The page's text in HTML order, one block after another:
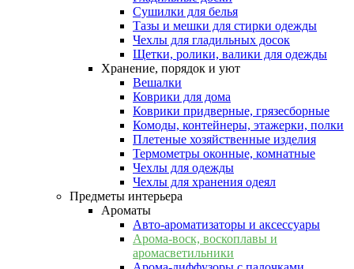
Сушилки для белья
Тазы и мешки для стирки одежды
Чехлы для гладильных досок
Щетки, ролики, валики для одежды
Хранение, порядок и уют
Вешалки
Коврики для дома
Коврики придверные, грязесборные
Комоды, контейнеры, этажерки, полки
Плетеные хозяйственные изделия
Термометры оконные, комнатные
Чехлы для одежды
Чехлы для хранения одеял
Предметы интерьера
Ароматы
Авто-ароматизаторы и аксессуары
Арома-воск, воскоплавы и
аромасветильники